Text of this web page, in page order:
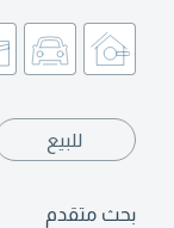
للبيع
بحث متقدم